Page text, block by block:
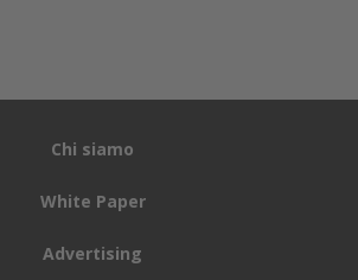
Chi siamo
White Paper
Advertising